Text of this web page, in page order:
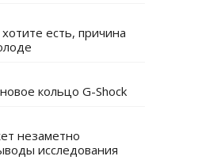
есть, причина
кольцо G-Shock
незаметно
исследования